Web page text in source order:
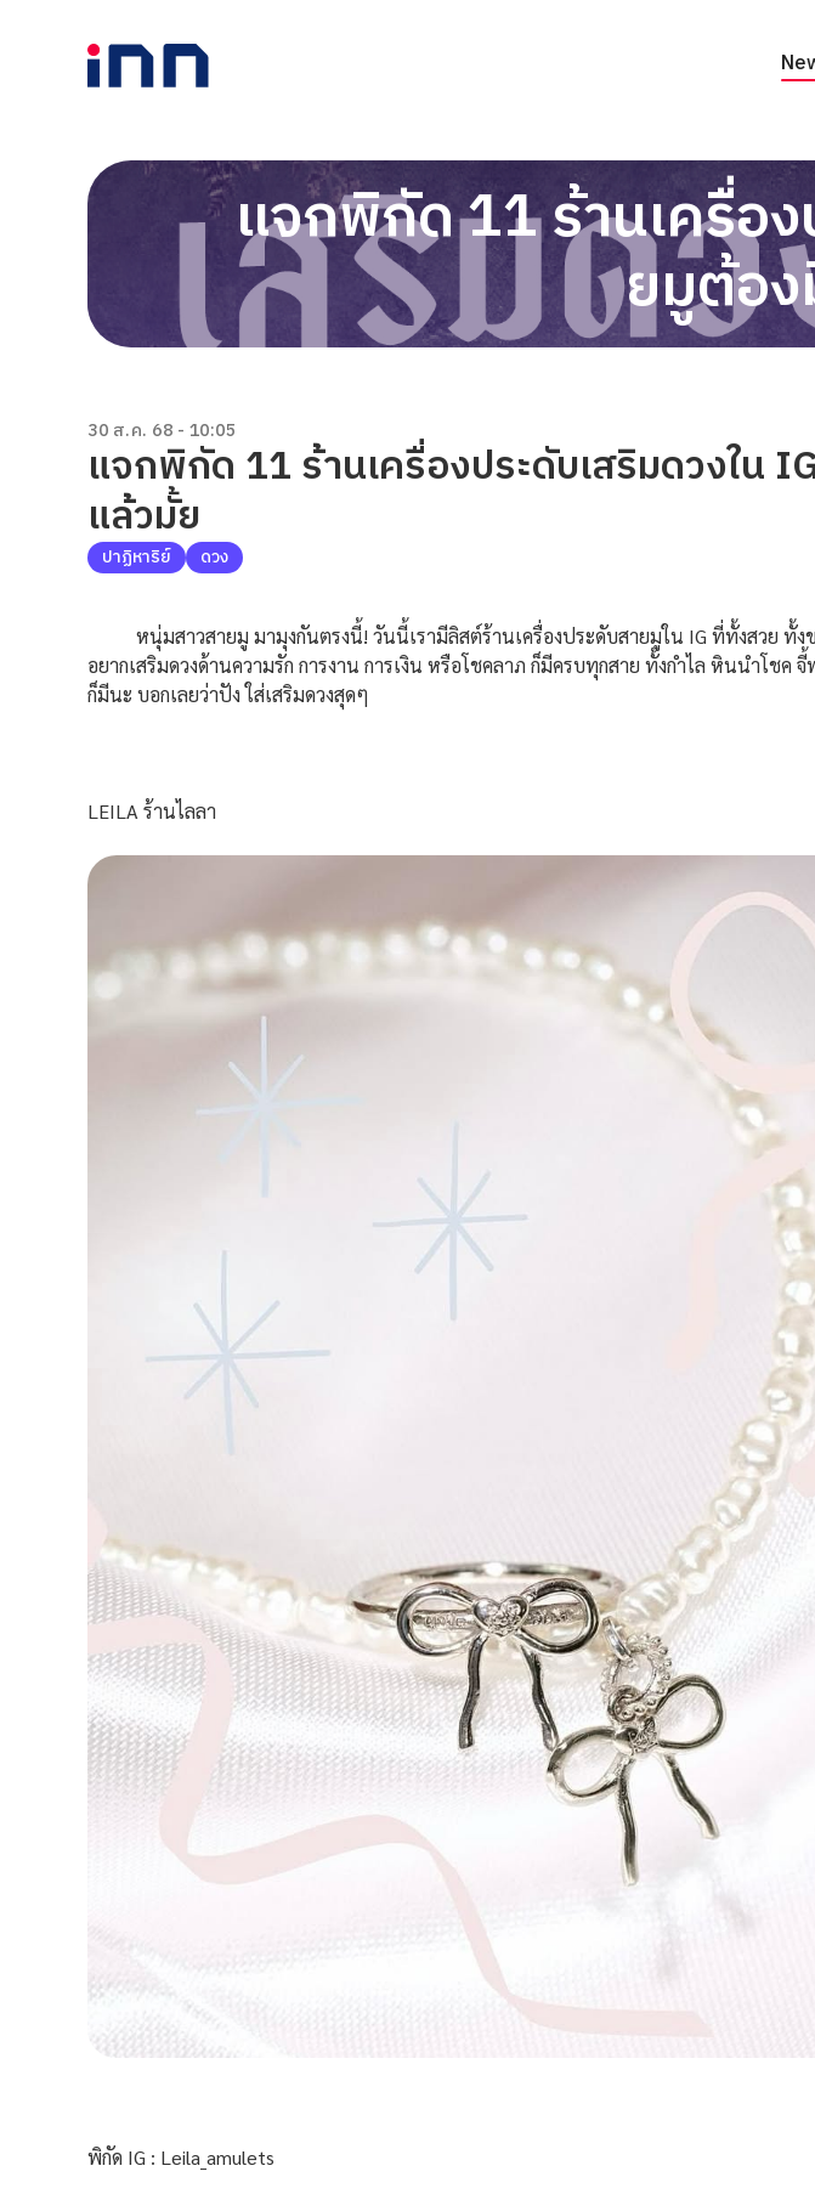
แจกพิกัด 11 ร้านเครื่อ
ยมูต้อ
30 ส.ค. 68 - 10:05
แจกพิกัด 11 ร้านเครื่องประดับเสริมดวงใน
แล้วมั้ย
ปาฏิหาริย์ ดวง
หนุ่มสาวสายมู มามุงกันตรงนี้! วันนี้เรามีลิสต์ร้านเครื่องประดับสายมูใน IG ที่ทั้งสวย ทั้ง
อยากเสริมดวงด้านความรัก การงาน การเงิน หรือโชคลาภ ก็มีครบทุกสาย ทั้งกำไล หินนำโช
ก็มีนะ บอกเลยว่าปัง ใส่เสริมดวงสุดๆ
LEILA ร้านไลลา
พิกัด IG : Leila_amulets